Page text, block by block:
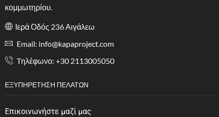
κομμωτηρίου.
Ιερά Οδός 236 Αιγάλεω
Email: info@kapaproject.com
Tηλέφωνο: +30 2113005050
ΕΞΥΠΗΡΈΤΗΣΗ ΠΕΛΑΤΏΝ
Επικοινωνήστε μαζί μας